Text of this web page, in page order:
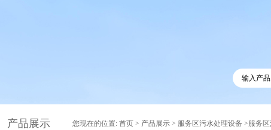
产品展示 您现在的位置: 首页 > 产品展示 > 服务区污水处理设备 >服务